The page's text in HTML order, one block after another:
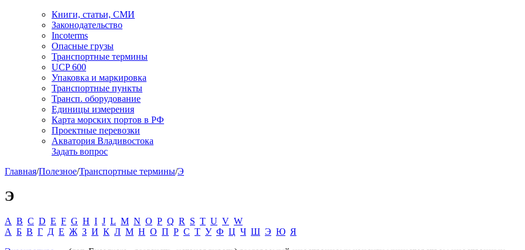
Книги, статьи, СМИ
Законодательство
Incoterms
Опасные грузы
Транспортные термины
UCP 600
Упаковка и маркировка
Транспортные пункты
Трансп. оборудование
Единицы измерения
Карта морских портов в РФ
Проектные перевозки
Акватория Владивостока
Задать вопрос
Главная/Полезное/Транспортные термины/Э
Э
A B C D E F G H I J L M N O P Q R S T U V W
А Б В Г Д Е Ж З И К Л М Н О П Р С Т У Ф Ц Ч Ш Э Ю Я